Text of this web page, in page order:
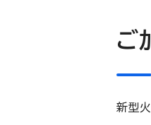
ご
新型